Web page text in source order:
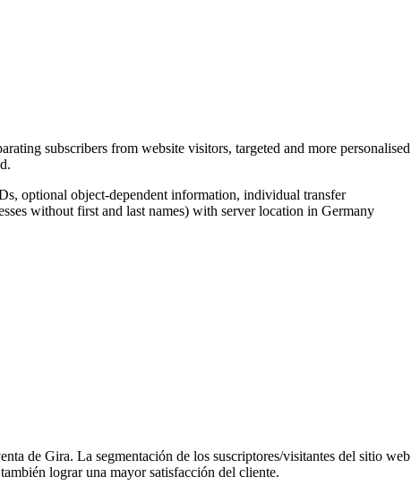
subscribers from website visitors, targeted and more personalised
optional object-dependent information, individual transfer
without first and last names) with server location in Germany
de Gira. La segmentación de los suscriptores/visitantes del sitio web
lograr una mayor satisfacción del cliente.